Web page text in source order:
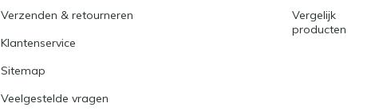
Verzenden & retourneren
Klantenservice
Sitemap
Veelgestelde vragen
Vergelijk
producten